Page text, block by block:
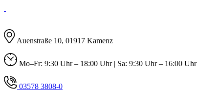
Auenstraße 10, 01917 Kamenz
Mo–Fr: 9:30 Uhr – 18:00 Uhr | Sa: 9:30 Uhr – 16:00 Uhr
03578 3808-0